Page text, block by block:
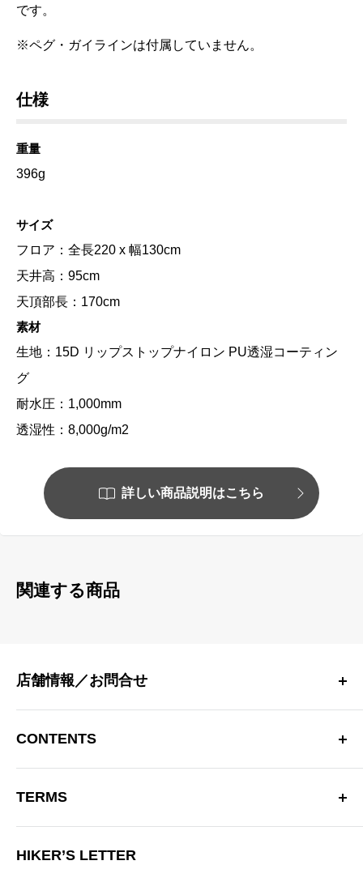
です。
※ペグ・ガイラインは付属していません。
仕様
重量
396g
サイズ
フロア：全長220 x 幅130cm
天井高：95cm
天頂部長：170cm
素材
生地：15D リップストップナイロン PU透湿コーティン
グ
耐水圧：1,000mm
透湿性：8,000g/m2
詳しい商品説明はこちら
関連する商品
店舗情報／お問合せ
ョン2F
OPEN：12:00～20:00（火曜定休）
CONTENTS
商品一覧
ブランド
ブログ
HIKER’S LETTER
TERMS
プライバシーポリシー